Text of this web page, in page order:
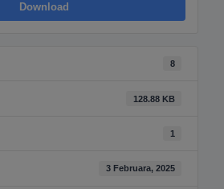
Download
8
128.88 KB
1
3 Februara, 2025